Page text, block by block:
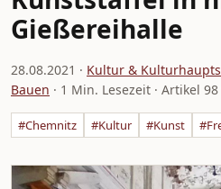
Gießereihalle
28.08.2021 · Kultur &
Bauen · 1 Min. Lesezeit · Artikel
#Chemnitz #Kultur #Kunst